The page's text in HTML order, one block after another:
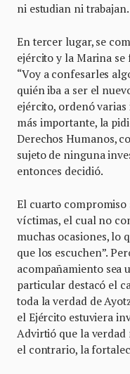
ni estudian ni trabajan.
En tercer lugar, se
ejército y la Marina
“Voy a confesarles
quién iba a ser el
ejército, ordenó varias
más importante, la
Derechos Humanos,
sujeto de ninguna
entonces decidió.
El cuarto compromiso
víctimas, el cual no
muchas ocasiones, lo
que los escuchen”.
acompañamiento sea
particular destacó el
toda la verdad de
el Ejército estuviera
Advirtió que la
el contrario, la